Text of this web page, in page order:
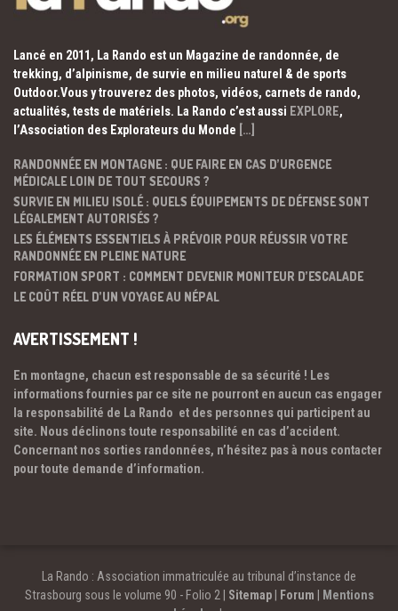
Lancé en 2011, La Rando est un Magazine de randonnée, de
trekking, d’alpinisme, de survie en milieu naturel & de sports
Outdoor.Vous y trouverez des photos, vidéos, carnets de rando,
actualités, tests de matériels. La Rando c’est aussi EXPLORE,
l’Association des Explorateurs du Monde […]
RANDONNÉE EN MONTAGNE : QUE FAIRE EN CAS D’URGENCE
MÉDICALE LOIN DE TOUT SECOURS ?
SURVIE EN MILIEU ISOLÉ : QUELS ÉQUIPEMENTS DE DÉFENSE SONT
LÉGALEMENT AUTORISÉS ?
LES ÉLÉMENTS ESSENTIELS À PRÉVOIR POUR RÉUSSIR VOTRE
RANDONNÉE EN PLEINE NATURE
FORMATION SPORT : COMMENT DEVENIR MONITEUR D’ESCALADE
LE COÛT RÉEL D’UN VOYAGE AU NÉPAL
AVERTISSEMENT !
En montagne, chacun est responsable de sa sécurité ! Les
informations fournies par ce site ne pourront en aucun cas engager
la responsabilité de La Rando et des personnes qui participent au
site. Nous déclinons toute responsabilité en cas d’accident.
Concernant nos sorties randonnées, n’hésitez pas à nous contacter
pour toute demande d’information.
La Rando : Association immatriculée au tribunal d’instance de
Strasbourg sous le volume 90 - Folio 2 | Sitemap| Forum
Mentions